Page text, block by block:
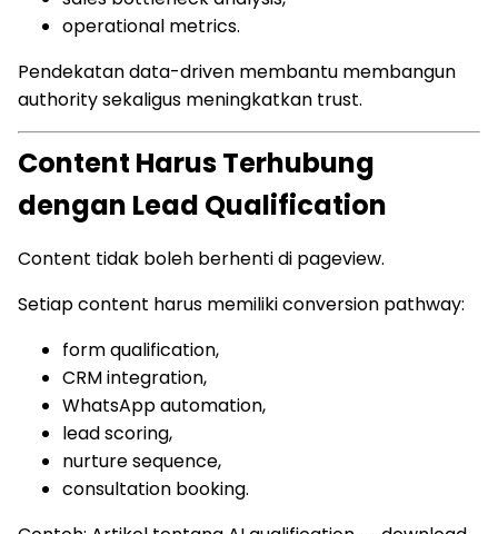
operational metrics.
Pendekatan data-driven membantu membangun
authority sekaligus meningkatkan trust.
Content Harus Terhubung
dengan Lead Qualification
Content tidak boleh berhenti di pageview.
Setiap content harus memiliki conversion pathway:
form qualification,
CRM integration,
WhatsApp automation,
lead scoring,
nurture sequence,
consultation booking.